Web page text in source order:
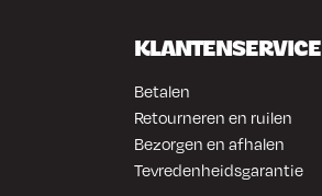
KLANTENSERVICE
Betalen
Retourneren en ruilen
Bezorgen en afhalen
Tevredenheidsgarantie